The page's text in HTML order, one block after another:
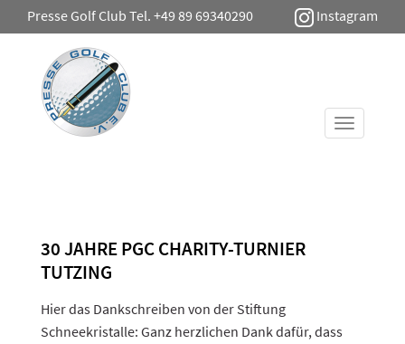
Presse Golf Club Tel. +49 89 69340290 Instagram
Toggle
30 JAHRE PGC CHARITY-TURNIER
TUTZING
Hier das Dankschreiben von der Stiftung
Schneekristalle: Ganz herzlichen Dank dafür, dass